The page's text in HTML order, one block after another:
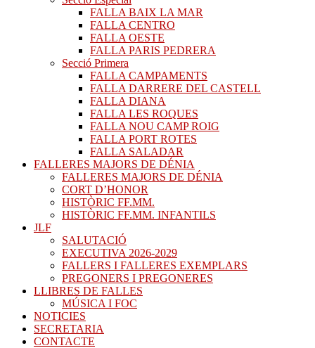
FALLA BAIX LA MAR
FALLA CENTRO
FALLA OESTE
FALLA PARIS PEDRERA
Secció Primera
FALLA CAMPAMENTS
FALLA DARRERE DEL CASTELL
FALLA DIANA
FALLA LES ROQUES
FALLA NOU CAMP ROIG
FALLA PORT ROTES
FALLA SALADAR
FALLERES MAJORS DE DÉNIA
FALLERES MAJORS DE DÉNIA
CORT D’HONOR
HISTÒRIC FF.MM.
HISTÒRIC FF.MM. INFANTILS
JLF
SALUTACIÓ
EXECUTIVA 2026-2029
FALLERS I FALLERES EXEMPLARS
PREGONERS I PREGONERES
LLIBRES DE FALLES
MÚSICA I FOC
NOTICIES
SECRETARIA
CONTACTE